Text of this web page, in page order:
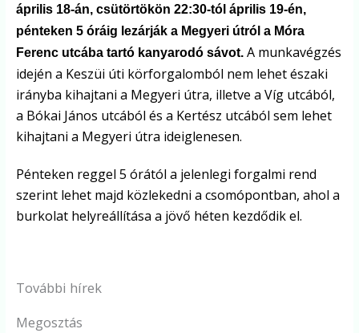
április 18-án, csütörtökön 22:30-tól április 19-én,
pénteken 5 óráig lezárják a Megyeri útról a Móra
Ferenc utcába tartó kanyarodó sávot. A munkavégzés
idején a Keszüi úti körforgalomból nem lehet északi
irányba kihajtani a Megyeri útra, illetve a Víg utcából,
a Bókai János utcából és a Kertész utcából sem lehet
kihajtani a Megyeri útra ideiglenesen.
Pénteken reggel 5 órától a jelenlegi forgalmi rend
szerint lehet majd közlekedni a csomópontban, ahol a
burkolat helyreállítása a jövő héten kezdődik el.
További hírek
Megosztás